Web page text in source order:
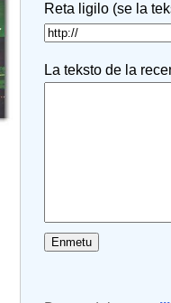
Reta ligilo (se la
La teksto de la